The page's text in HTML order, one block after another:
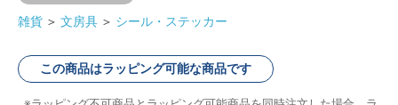
雑貨 ＞ 文房具 ＞ シール・ステッカー
この商品はラッピング可能な商品です